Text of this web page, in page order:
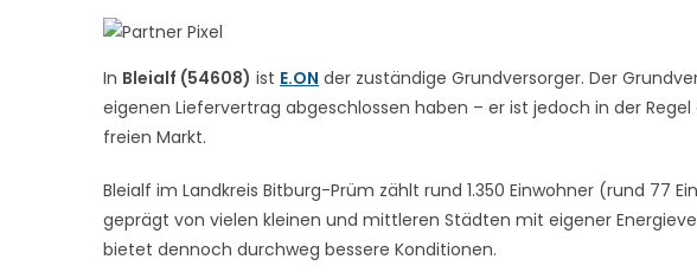
In Bleialf (54608) ist E.ON der zuständige Grundversorger. Der
eigenen Liefervertrag abgeschlossen haben – er ist jedoch in der
freien Markt.
Bleialf im Landkreis Bitburg-Prüm zählt rund 1.350 Einwohner (rund 77
geprägt von vielen kleinen und mittleren Städten mit eigener
bietet dennoch durchweg bessere Konditionen.